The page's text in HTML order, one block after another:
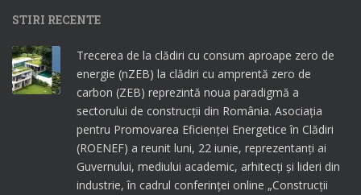
STIRI RECENTE
Trecerea de la clădiri cu consum aproape zero de
energie (nZEB) la clădiri cu amprentă zero de
carbon (ZEB) reprezintă noua paradigmă a
sectorului de construcții din România. Asociația
pentru Promovarea Eficienței Energetice în Clădiri
(ROENEF) a reunit luni, 22 iunie, reprezentanți ai
Guvernului, mediului academic, arhitecți și lideri din
industrie, în cadrul conferinței online „Construcții